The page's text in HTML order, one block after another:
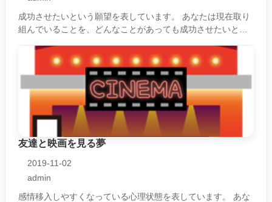
成功させたいという願望を表しています。 あなたは現在取り
組んでいることを、どんなことがあっても成功させたいと強
ぎ、周囲の人たちを振り回すことに・・・
友達と映画を見る夢
2019-11-02
admin
感情移入しやすくなっている心理状態を表しています。 あな